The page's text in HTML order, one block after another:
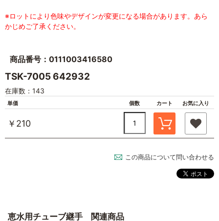
※ロットにより色味やデザインが変更になる場合があります。あら
かじめご了承ください。
商品番号：0111003416580
TSK-7005 642932
在庫数：143
単価 個数 カート お気に入り
￥210
この商品について問い合わせる
恵水用チューブ継手 関連商品